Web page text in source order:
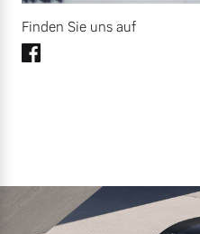
Finden Sie uns auf